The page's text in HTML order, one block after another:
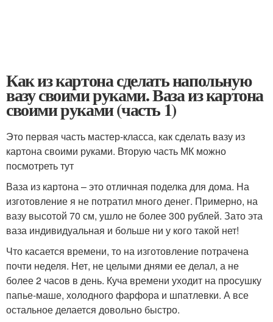
Как из картона сделать напольную
вазу своими руками. Ваза из картона
своими руками (часть 1)
Это первая часть мастер-класса, как сделать вазу из
картона своими руками. Вторую часть МК можно
посмотреть тут
Ваза из картона – это отличная поделка для дома. На
изготовление я не потратил много денег. Примерно, на
вазу высотой 70 см, ушло не более 300 рублей. Зато эта
ваза индивидуальная и больше ни у кого такой нет!
Что касается времени, то на изготовление потрачена
почти неделя. Нет, не целыми днями ее делал, а не
более 2 часов в день. Куча времени уходит на просушку
папье-маше, холодного фарфора и шпатлевки. А все
остальное делается довольно быстро.